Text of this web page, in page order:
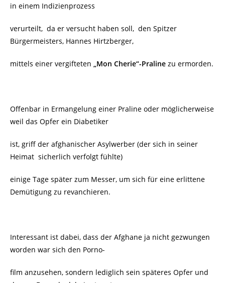
in einem Indizienprozess
verurteilt, da er versucht haben soll, den Spitzer
Bürgermeisters, Hannes Hirtzberger,
mittels einer vergifteten „Mon Cherie“-Praline zu ermorden.
Offenbar in Ermangelung einer Praline oder möglicherweise
weil das Opfer ein Diabetiker
ist, griff der afghanischer Asylwerber (der sich in seiner
Heimat sicherlich verfolgt fühlte)
einige Tage später zum Messer, um sich für eine erlittene
Demütigung zu revanchieren.
Interessant ist dabei, dass der Afghane ja nicht gezwungen
worden war sich den Porno-
film anzusehen, sondern lediglich sein späteres Opfer und